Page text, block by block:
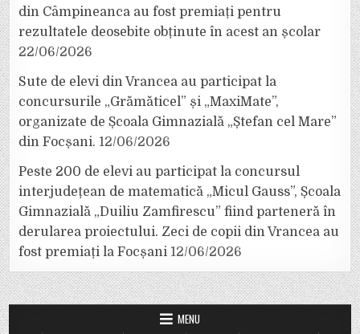
din Câmpineanca au fost premiați pentru
rezultatele deosebite obținute în acest an școlar
22/06/2026
Sute de elevi din Vrancea au participat la
concursurile „Grămăticel” și „MaxiMate”,
organizate de Școala Gimnazială „Ștefan cel Mare”
din Focșani. 12/06/2026
Peste 200 de elevi au participat la concursul
interjudețean de matematică „Micul Gauss”, Școala
Gimnazială „Duiliu Zamfirescu” fiind parteneră în
derularea proiectului. Zeci de copii din Vrancea au
fost premiați la Focșani 12/06/2026
MENU